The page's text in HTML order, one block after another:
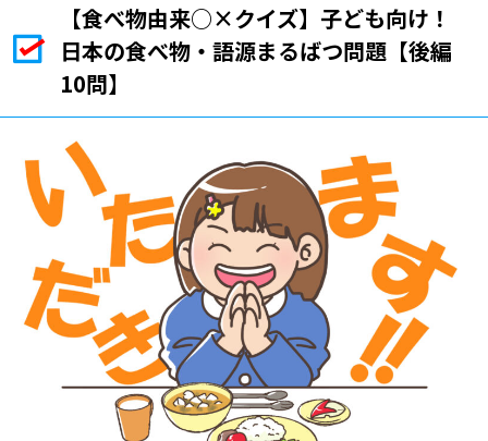
【食べ物由来○×クイズ】子ども向け！
日本の食べ物・語源まるばつ問題【後編
10問】